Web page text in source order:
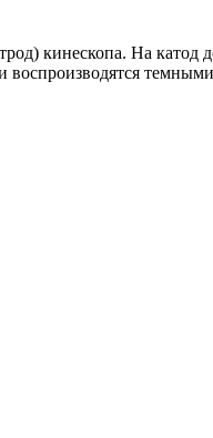
кинескопа. На
воспроизводятся